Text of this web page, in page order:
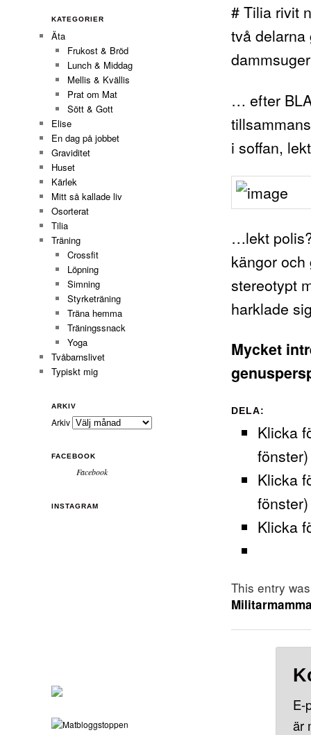
# Tilia rivit
två
… efter
i soffan,
…lekt
kängor
stereotypt
harklade
Mycket
DELA:
Klicka
fönster)
Klicka
fönster)
Klicka
This entry
E-
är
KATEGORIER
Äta
Frukost & Bröd
Lunch & Middag
Mellis & Kvällis
Prat om Mat
Sött & Gott
Elise
En dag på jobbet
Graviditet
Huset
Kärlek
Mitt så kallade liv
Osorterat
Tilia
Träning
Crossfit
Löpning
Simning
Styrketräning
Träna hemma
Träningssnack
Yoga
Tvåbarnslivet
Typiskt mig
ARKIV
Arkiv
FACEBOOK
Facebook
INSTAGRAM